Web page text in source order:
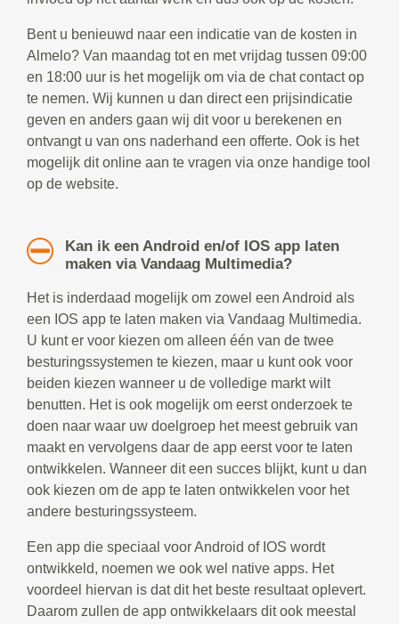
Bent u benieuwd naar een indicatie van de kosten in
Almelo? Van maandag tot en met vrijdag tussen 09:00
en 18:00 uur is het mogelijk om via de chat contact op
te nemen. Wij kunnen u dan direct een prijsindicatie
geven en anders gaan wij dit voor u berekenen en
ontvangt u van ons naderhand een offerte. Ook is het
mogelijk dit online aan te vragen via onze handige tool
op de website.
Kan ik een Android en/of IOS app laten
maken via Vandaag Multimedia?
Het is inderdaad mogelijk om zowel een Android als
een IOS app te laten maken via Vandaag Multimedia.
U kunt er voor kiezen om alleen één van de twee
besturingssystemen te kiezen, maar u kunt ook voor
beiden kiezen wanneer u de volledige markt wilt
benutten. Het is ook mogelijk om eerst onderzoek te
doen naar waar uw doelgroep het meest gebruik van
maakt en vervolgens daar de app eerst voor te laten
ontwikkelen. Wanneer dit een succes blijkt, kunt u dan
ook kiezen om de app te laten ontwikkelen voor het
andere besturingssysteem.
Een app die speciaal voor Android of IOS wordt
ontwikkeld, noemen we ook wel native apps. Het
voordeel hiervan is dat dit het beste resultaat oplevert.
Daarom zullen de app ontwikkelaars dit ook meestal